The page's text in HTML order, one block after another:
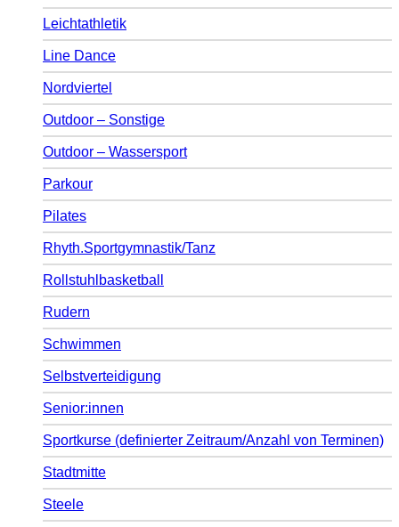
Leichtathletik
Line Dance
Nordviertel
Outdoor – Sonstige
Outdoor – Wassersport
Parkour
Pilates
Rhyth.Sportgymnastik/Tanz
Rollstuhlbasketball
Rudern
Schwimmen
Selbstverteidigung
Senior:innen
Sportkurse (definierter Zeitraum/Anzahl von Terminen)
Stadtmitte
Steele